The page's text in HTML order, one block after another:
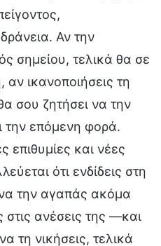
Αν την
σημείου, τελικά θα σε
ικανοποιήσεις τη
σου ζητήσει να την
την επόμενη φορά.
επιθυμίες και νέες
ότι ενδίδεις στη
την αγαπάς ακόμα
στις ανέσεις της —και
τη νικήσεις, τελικά